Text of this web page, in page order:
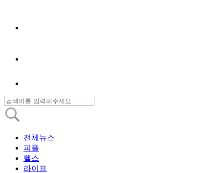
전체뉴스
피플
헬스
라이프